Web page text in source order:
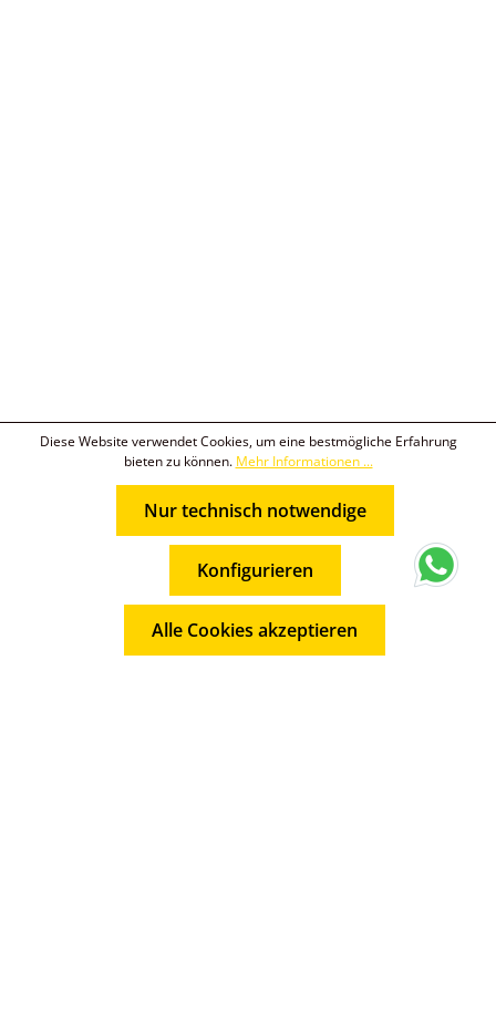
Diese Website verwendet Cookies, um eine bestmögliche Erfahrung
bieten zu können. Mehr Informationen ...
Nur technisch notwendige
Konfigurieren
Alle Cookies akzeptieren